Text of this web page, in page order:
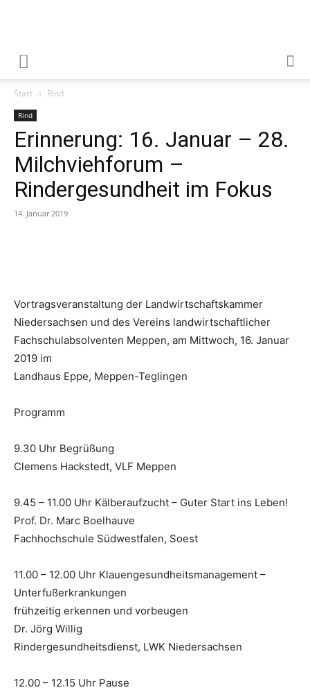
Start Rind
Rind
Erinnerung: 16. Januar – 28.
Milchviehforum –
Rindergesundheit im Fokus
14. Januar 2019
Vortragsveranstaltung der Landwirtschaftskammer
Niedersachsen und des Vereins landwirtschaftlicher
Fachschulabsolventen Meppen, am Mittwoch, 16. Januar
2019 im
Landhaus Eppe, Meppen-Teglingen
Programm
9.30 Uhr Begrüßung
Clemens Hackstedt, VLF Meppen
9.45 – 11.00 Uhr Kälberaufzucht – Guter Start ins Leben!
Prof. Dr. Marc Boelhauve
Fachhochschule Südwestfalen, Soest
11.00 – 12.00 Uhr Klauengesundheitsmanagement –
Unterfußerkrankungen
frühzeitig erkennen und vorbeugen
Dr. Jörg Willig
Rindergesundheitsdienst, LWK Niedersachsen
12.00 – 12.15 Uhr Pause